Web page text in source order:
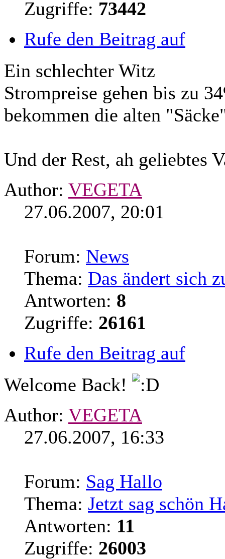
Zugriffe: 73442
Rufe den Beitrag auf
Ein schlechter Witz
Strompreise gehen bis zu
bekommen die alten
Und der Rest, ah geliebtes
Author: VEGETA
27.06.2007, 20:01
Forum: News
Thema: Das ändert sich
Antworten: 8
Zugriffe: 26161
Rufe den Beitrag auf
Welcome Back!
Author: VEGETA
27.06.2007, 16:33
Forum: Sag Hallo
Thema: Jetzt sag schön
Antworten: 11
Zugriffe: 26003